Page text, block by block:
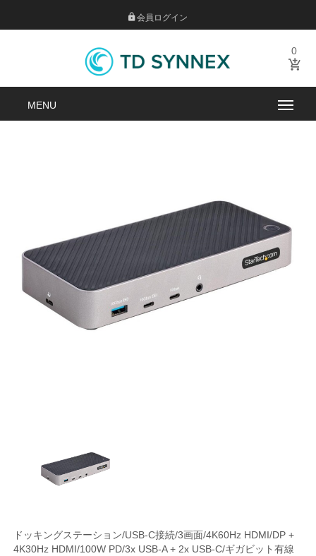
会員ログイン
0
ドッキングステーション/USB-C接続/3画面/4K60Hz HDMI/DP +
4K30Hz HDMI/100W PD/3x USB-A + 2x USB-C/ギガビット有線